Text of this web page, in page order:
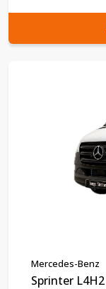
Mercedes-Benz
Sprinter L4H2